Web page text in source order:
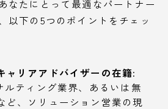
なたにとって最適なパートナー
以下の5つのポイントをチェッ
ャリアアドバイザーの在籍:
ルティング業界、あるいは無
ど、ソリューション営業の現